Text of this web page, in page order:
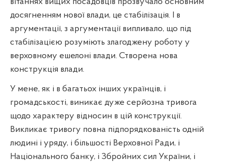
досягненням нової влади, це стабілізація. І в
аргументації, з аргументації випливало, що під
стабілізацією розуміють злагоджену роботу у
верховному ешелоні влади. Створена нова
конструкція влади.
У мене, як і в багатьох інших українців, і
громадськості, виникає дуже серйозна тривога
щодо характеру відносин в цій конструкції.
Викликає тривогу повна підпорядкованість одній
людині і уряду, і більшості Верховної Ради, і
Національного банку, і Збройних сил України, і